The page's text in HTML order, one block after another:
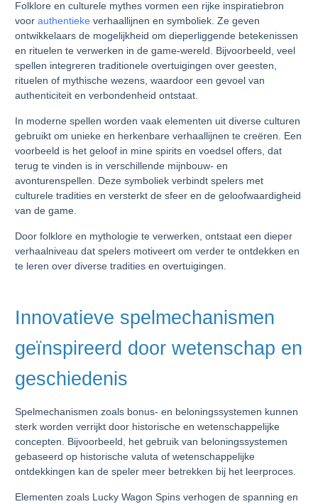
Folklore en culturele mythes vormen een rijke inspiratiebron
voorauthentieke verhaallijnen en symboliek. Ze geven
ontwikkelaars de mogelijkheid om dieperliggende betekenissen
en rituelen te verwerken in de game-wereld. Bijvoorbeeld, veel
spellen integreren traditionele overtuigingen over geesten,
rituelen of mythische wezens, waardoor een gevoel van
authenticiteit en verbondenheid ontstaat.
In moderne spellen worden vaak elementen uit diverse culturen
gebruikt om unieke en herkenbare verhaallijnen te creëren. Een
voorbeeld is het geloof in mine spirits en voedsel offers, dat
terug te vinden is in verschillende mijnbouw- en
avonturenspellen. Deze symboliek verbindt spelers met
culturele tradities en versterkt de sfeer en de geloofwaardigheid
van de game.
Door folklore en mythologie te verwerken, ontstaat een dieper
verhaalniveau dat spelers motiveert om verder te ontdekken en
te leren over diverse tradities en overtuigingen.
Innovatieve spelmechanismen
geïnspireerd door wetenschap en
geschiedenis
Spelmechanismen zoals bonus- en beloningssystemen kunnen
sterk worden verrijkt door historische en wetenschappelijke
concepten. Bijvoorbeeld, het gebruik van beloningssystemen
gebaseerd op historische valuta of wetenschappelijke
ontdekkingen kan de speler meer betrekken bij het leerproces.
Elementen zoals Lucky Wagon Spins verhogen de spanning en